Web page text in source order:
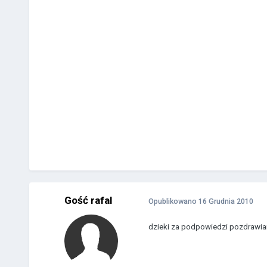
Gość rafal Opublikowano 16 Grudnia 2010
dzieki za podpowiedzi